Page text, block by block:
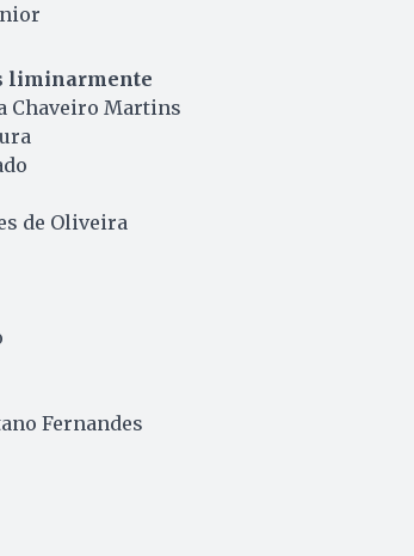
liminarmente
Chaveiro Martins
de Oliveira
Fernandes